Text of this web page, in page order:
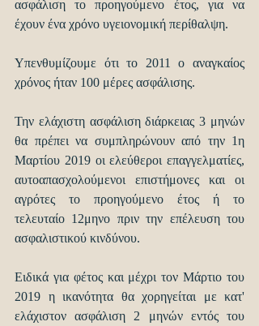
ασφάλιση το προηγούμενο έτος, για να
έχουν ένα χρόνο υγειονομική περίθαλψη.
Υπενθυμίζουμε ότι το 2011 ο αναγκαίος
χρόνος ήταν 100 μέρες ασφάλισης.
Την ελάχιστη ασφάλιση διάρκειας 3 μηνών
θα πρέπει να συμπληρώνουν από την 1η
Μαρτίου 2019 οι ελεύθεροι επαγγελματίες,
αυτοαπασχολούμενοι επιστήμονες και οι
αγρότες το προηγούμενο έτος ή το
τελευταίο 12μηνο πριν την επέλευση του
ασφαλιστικού κινδύνου.
Ειδικά για φέτος και μέχρι τον Μάρτιο του
2019 η ικανότητα θα χορηγείται με κατ'
ελάχιστον ασφάλιση 2 μηνών εντός του